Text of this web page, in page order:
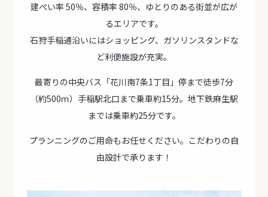
建ぺい率 50％、容積率 80％、ゆとりのある街並が広が
るエリアです。
石狩手稲通沿いにはショッピング、ガソリンスタンドな
ど利便施設が充実。
最寄りの中央バス「花川南7条1丁目」停まで徒歩7分
（約500ｍ）手稲駅北口まで乗車約15分。地下鉄麻生駅
までは乗車約25分です。
プランニングのご用命もお任せください。こだわりの自
由設計で承ります！